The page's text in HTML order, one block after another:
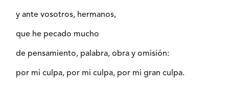
y ante vosotros, hermanos,
que he pecado mucho
de pensamiento, palabra, obra y omisión:
por mi culpa, por mi culpa, por mi gran culpa.